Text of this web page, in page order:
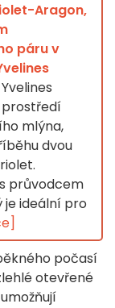
Aragon,
páru v
mlýna,
dvou
průvodcem
ideální pro
počasí
otevřené